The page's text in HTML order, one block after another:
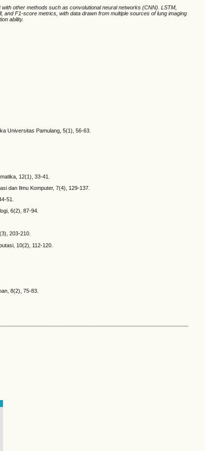
other methods such as convolutional neural networks (CNN). LSTM,
F1-score metrics, with data drawn from multiple sources of lung imaging
ability.
Universitas Pamulang, 5(1), 56-63.
12(1), 33-41.
dan Ilmu Komputer, 7(4), 129-137.
51.
6(2), 87-94.
203-210.
10(2), 112-120.
8(2), 75-83.